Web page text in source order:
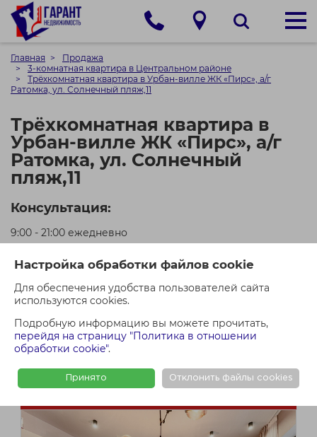
Настройка обработки файлов cookie
Для обеспечения удобства пользователей сайта
используются cookies.
Подробную информацию вы можете прочитать,
перейдя на страницу "Политика в отношении
обработки cookie".
Принято Отклонить файлы cookies
Главная
Продажа
3-комнатная квартира в Центральном районе
Трёхкомнатная квартира в Урбан-вилле ЖК «Пирс», а/г
Ратомка, ул. Солнечный пляж,11
Трёхкомнатная квартира в
Урбан-вилле ЖК «Пирс», а/г
Ратомка, ул. Солнечный
пляж,11
Консультация:
9:00 - 21:00 ежедневно
+375 (29) 550-00-21 (МТС)
+375 (44) 550-00-71 (A1)
Кол-во просмотров: 403